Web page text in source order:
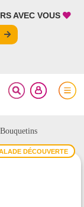
AVEC VOUS
DÉCOUVERTE
FERMER
FERMER
effectuée.